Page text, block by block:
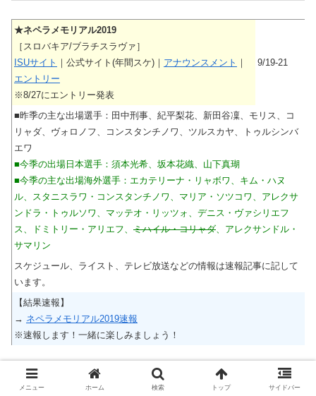
★ネペラメモリアル2019
［スロバキア/ブラチスラヴァ］
ISUサイト ｜公式サイト(年間スケ)｜ アナウンスメント ｜
エントリー
※8/27にエントリー発表
9/19-21
■昨季の主な出場選手：田中刑事、紀平梨花、新田谷凜、モリス、コ
リャダ、ヴォロノフ、コンスタンチノワ、ツルスカヤ、トゥルシンバ
エワ
■今季の出場日本選手：須本光希、坂本花織、山下真瑚
■今季の主な出場海外選手：エカテリーナ・リャボワ、キム・ハヌ
ル、スタニスラワ・コンスタンチノワ、マリア・ソツコワ、アレクサ
ンドラ・トゥルソワ、マッテオ・リッツォ、デニス・ヴァシリエフ
ス、ドミトリー・アリエフ、 ミハイル・コリャダ、アレクサンドル・
サマリン
スケジュール、ライスト、テレビ放送などの情報は速報記事に記して
います。
【結果速報】
→ ネペラメモリアル2019速報
※速報します！一緒に楽しみましょう！
ネーベルホルン杯2019
メニュー ホーム 検索 トップ サイドバー